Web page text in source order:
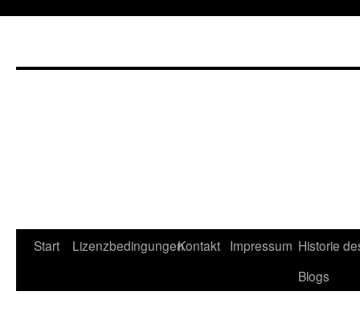
Start LizenzbedingungenKontakt Impressum Historie
Blogs